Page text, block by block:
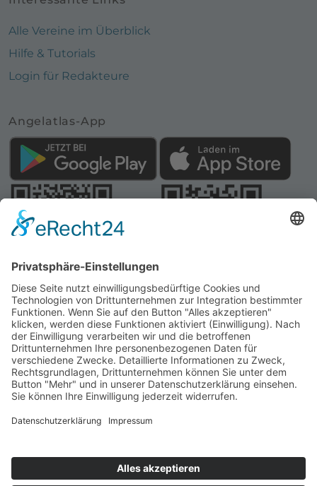
Alle Vereine im Überblick
Hilfe & Tutorials
Login für Redakteure
Angelatlas-App
Webseite:Angelatlas Sachsen
@ Landesverband Sächsischer Angler e. V.
Kontakte
Impressum
Datenschutz